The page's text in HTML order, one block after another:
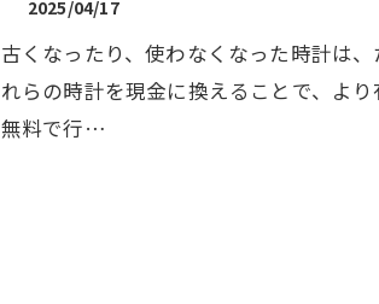
2025/04/17
古くなったり、使わなくなった時計は
れらの時計を現金に換えることで、よ
無料で行…